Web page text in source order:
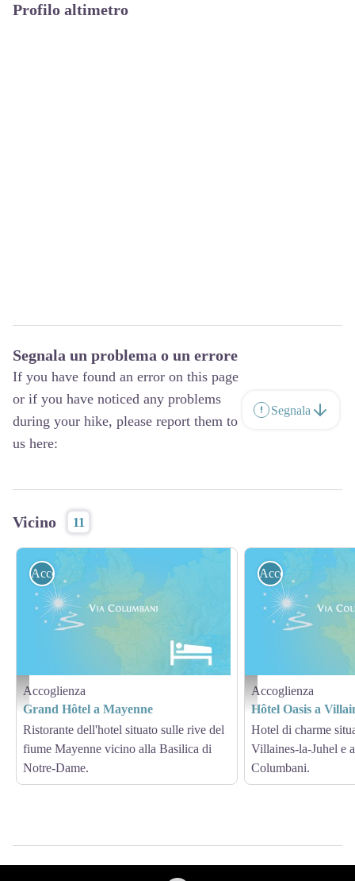
Profilo altimetro
Segnala un problema o un errore
If you have found an error on this page
or if you have noticed any problems
during your hike, please report them to
us here:
Segnala
Vicino 11
Hébergement - Via Columbani
Accoglienza
Accoglienza
Grand Hôtel a Mayenne
Ristorante dell'hotel situato sulle rive del
fiume Mayenne vicino alla Basilica di
Notre-Dame.
Hébergement - Via
Accoglienza
Accoglienza
Hôtel Oasis a
Hotel di charme
Villaines-la-Juhel e
Columbani.